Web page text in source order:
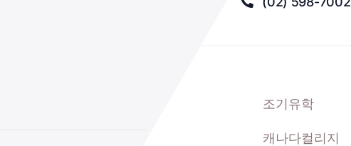
조기유학
캐나다컬리지